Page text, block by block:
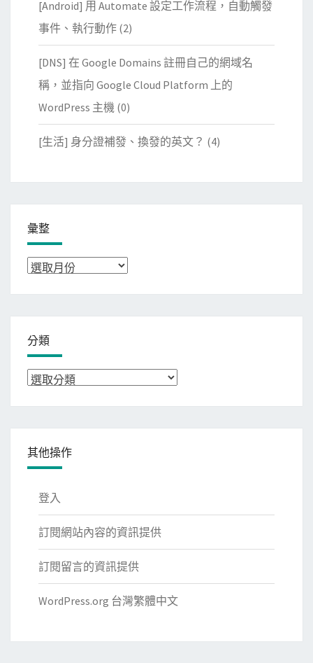
[Android] 用 Automate 設定工作流程，自動觸發
事件、執行動作 (2)
[DNS] 在 Google Domains 註冊自己的網域名
稱，並指向 Google Cloud Platform 上的
WordPress 主機 (0)
[生活] 身分證補發、換發的英文？ (4)
彙整
彙
分類
分
其他操作
登入
訂閱網站內容的資訊提供
訂閱留言的資訊提供
WordPress.org 台灣繁體中文